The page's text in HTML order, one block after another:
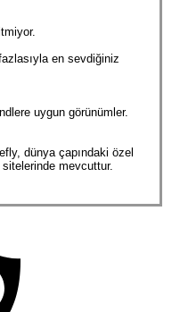
en sevdiğiniz
uygun görünümler.
dünya çapındaki özel
mevcuttur.